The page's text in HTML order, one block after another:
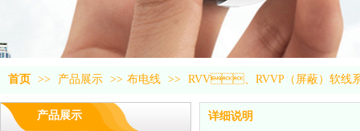
首页 >> 产品展示 >> 布电线 >> RVV、RVVP（屏蔽）软线
产品展示 详细说明